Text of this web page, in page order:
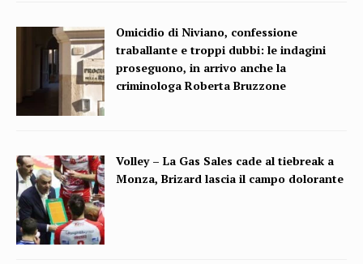
Omicidio di Niviano, confessione
traballante e troppi dubbi: le indagini
proseguono, in arrivo anche la
criminologa Roberta Bruzzone
Volley – La Gas Sales cade al tiebreak a
Monza, Brizard lascia il campo dolorante